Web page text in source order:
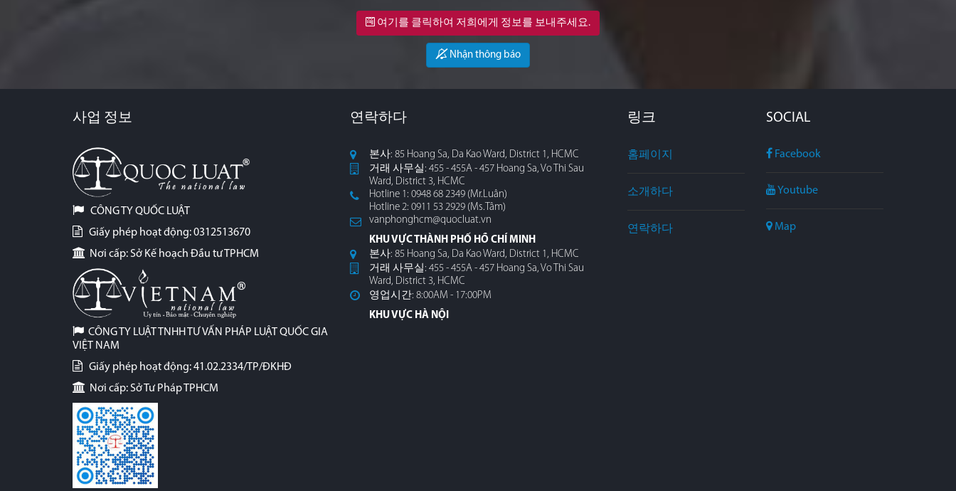
여기를 클릭하여 저희에게 정보를 보내주세요.
Nhận thông báo
사업 정보
CÔNG TY QUỐC LUẬT
Giấy phép hoạt động: 0312513670
Nơi cấp: Sở Kế hoạch Đầu tư TPHCM
CÔNG TY LUẬT TNHH TƯ VẤN PHÁP LUẬT QUỐC GIA
VIỆT NAM
Giấy phép hoạt động: 41.02.2334/TP/ĐKHĐ
Nơi cấp: Sở Tư Pháp TPHCM
연락하다
본사: 85 Hoang Sa, Da Kao Ward, District 1, HCMC
거래 사무실: 455 - 455A - 457 Hoang Sa, Vo Thi Sau
Ward, District 3, HCMC
Hotline 1: 0948 68 2349 (Mr.Luân)
Hotline 2: 0911 53 2929 (Ms.Tâm)
vanphonghcm@quocluat.vn
KHU VỰC THÀNH PHỐ HỒ CHÍ MINH
본사: 85 Hoang Sa, Da Kao Ward, District 1, HCMC
거래 사무실: 455 - 455A - 457 Hoang Sa, Vo Thi Sau
Ward, District 3, HCMC
영업시간: 8:00AM - 17:00PM
KHU VỰC HÀ NỘI
링크
홈페이지
소개하다
연락하다
SOCIAL
Facebook
Youtube
Map